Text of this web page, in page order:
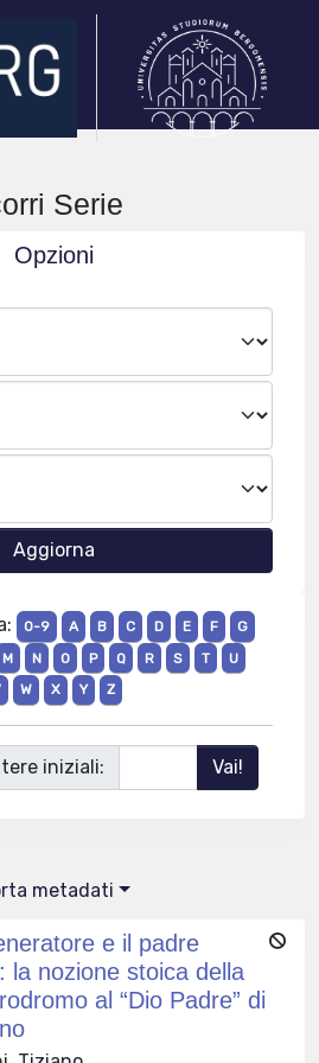
Serie
Opzioni
0-9 A B C D E F
G
M N O P Q R S T
U
W X Y Z
iniziali:
metadati
e il padre
la nozione stoica della
al “Dio Padre” di